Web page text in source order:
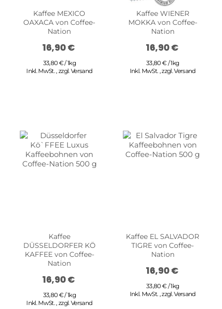
Kaffee MEXICO
OAXACA von Coffee-
Nation
16,90 €
33,80 € / 1kg
Inkl. MwSt. ,zzgl.Versand
Kaffee WIENER
MOKKA von Coffee-
Nation
16,90 €
33,80 € / 1kg
Inkl. MwSt. ,zzgl.Versand
Kaffee
DÜSSELDORFER KÖ
KAFFEE von Coffee-
Nation
16,90 €
33,80 € / 1kg
Inkl. MwSt. ,zzgl.Versand
Kaffee EL SALVADOR
TIGRE von Coffee-
Nation
16,90 €
33,80 € / 1kg
Inkl. MwSt. ,zzgl.Versand